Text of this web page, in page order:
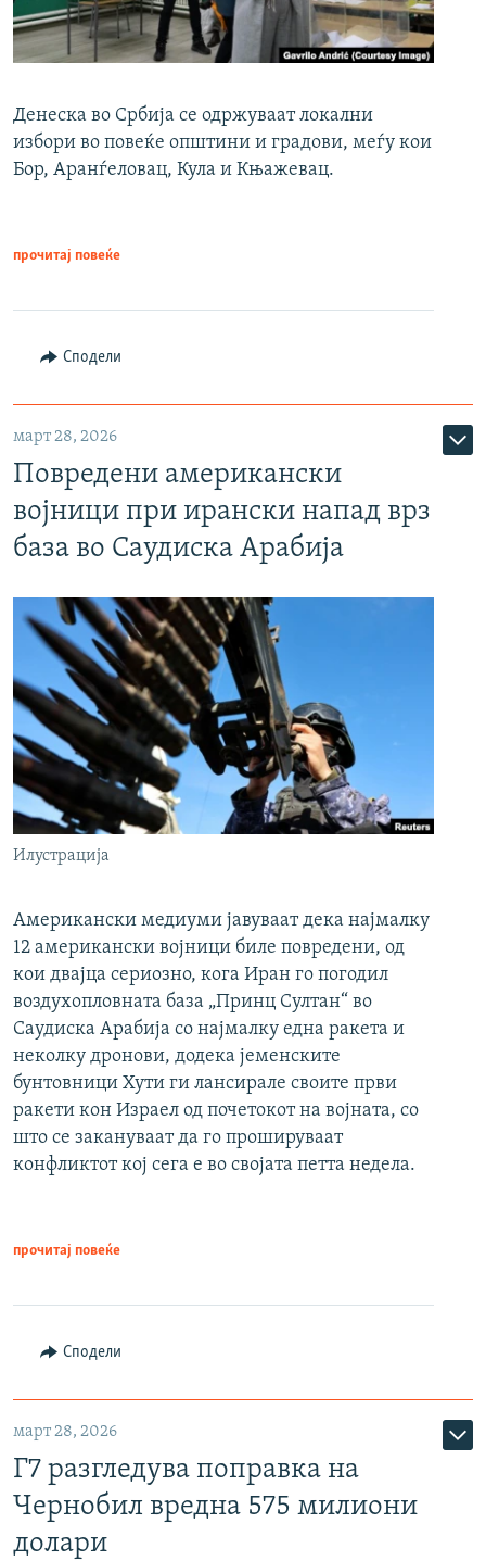
Денеска во Србија се одржуваат локални
избори во повеќе општини и градови, меѓу кои
Бор, Аранѓеловац, Кула и Књажевац.
прочитај повеќе
Сподели
март 28, 2026
Повредени американски
војници при ирански напад врз
база во Саудиска Арабија
Илустрација
Американски медиуми јавуваат дека најмалку
12 американски војници биле повредени, од
кои двајца сериозно, кога Иран го погодил
воздухопловната база „Принц Султан“ во
Саудиска Арабија со најмалку една ракета и
неколку дронови, додека јеменските
бунтовници Хути ги лансирале своите први
ракети кон Израел од почетокот на војната, со
што се закануваат да го прошируваат
конфликтот кој сега е во својата петта недела.
прочитај повеќе
Сподели
март 28, 2026
Г7 разгледува поправка на
Чернобил вредна 575 милиони
долари